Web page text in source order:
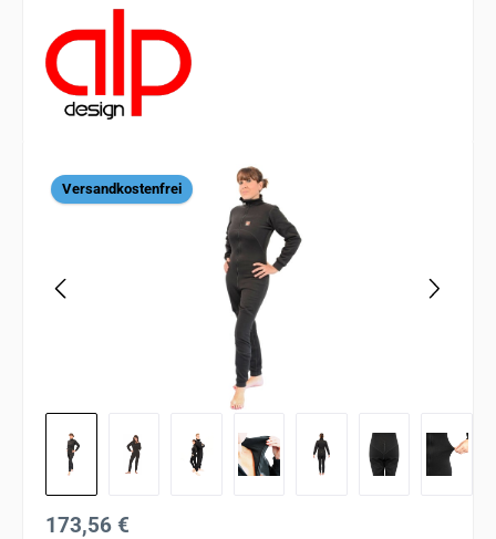
Versandkostenfrei
Regulärer Preis:
173,56 €